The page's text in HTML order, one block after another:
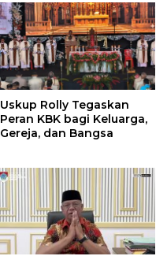
Uskup Rolly Tegaskan
Peran KBK bagi Keluarga,
Gereja, dan Bangsa